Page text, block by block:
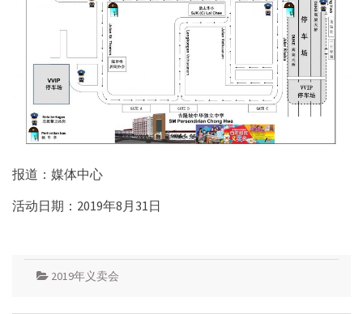
报道：媒体中心
活动日期：2019年8月31日
2019年义卖会